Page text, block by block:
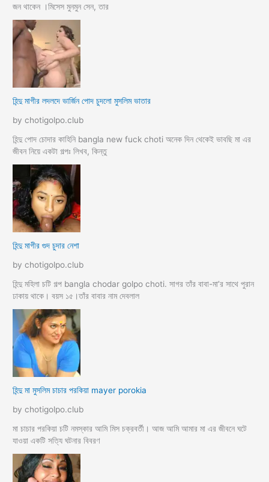
জন থাকেন ।মিসেস মুনমুন সেন, তার
হিন্দু মাগীর লদলদে ভার্জিন পোদ চুদলো মুসলিম ভাতার
by chotigolpo.club
হিন্দু পোদ চোদার কাহিনি bangla new fuck choti অনেক দিন থেকেই ভাবছি মা এর
জীবন নিয়ে একটা গল্পঃ লিখব, কিন্তু
হিন্দু মাগীর গুদ চুদার নেশা
by chotigolpo.club
হিন্দু মহিলা চটি গল্প bangla chodar golpo choti. সাগর তাঁর বাবা-মা’র সাথে পুরান
ঢাকায় থাকে। বয়স ১৫।তাঁর বাবার নাম দেবলাল
হিন্দু মা মুসলিম চাচার পরকিয়া mayer porokia
by chotigolpo.club
মা চাচার পরকিয়া চটি নমস্কার আমি মিস চক্রবর্তী। আজ আমি আমার মা এর জীবনে ঘটে
যাওয়া একটি সত্যি ঘটনার বিবরণ